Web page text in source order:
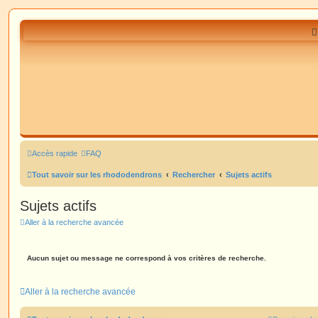
Accès rapide FAQ
Tout savoir sur les rhododendrons Rechercher Sujets actifs
Sujets actifs
Aller à la recherche avancée
Aucun sujet ou message ne correspond à vos critères de recherche.
Aller à la recherche avancée